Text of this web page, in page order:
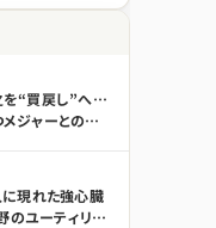
を“買戻し”へ…
ジャーとの争
に現れた強心臓
ユーティリテ